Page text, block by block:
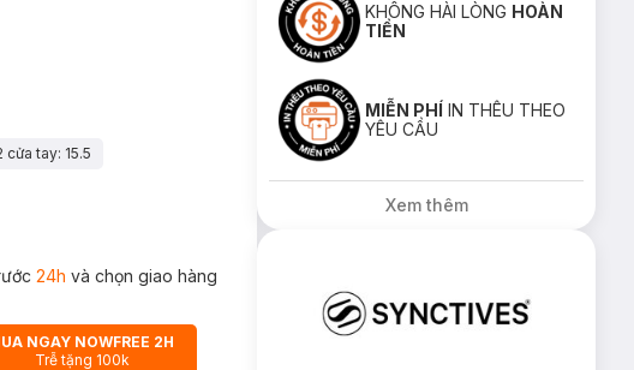
cửa tay: 15.5
24h và chọn giao hàng
NGAY NOWFREE 2H
Trễ tặng 100k
KHÔNG HÀI LÒNG HOÀN
TIỀN
MIỄN PHÍ IN THÊU THEO
YÊU CẦU
Xem thêm